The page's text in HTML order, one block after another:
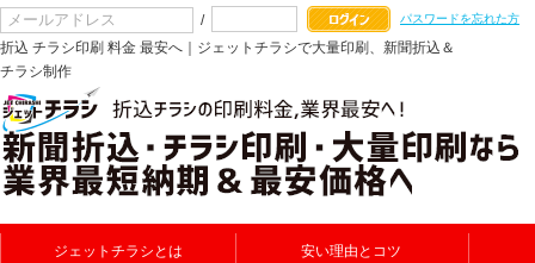
/ パスワードを忘れた方
折込 チラシ印刷 料金 最安へ｜ジェットチラシで大量印刷、新聞折込＆
チラシ制作
ジェットチラシとは 安い理由とコツ